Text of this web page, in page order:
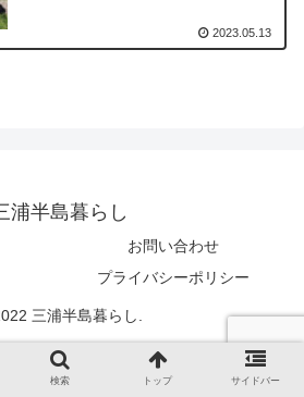
2023.05.13
浦半島暮らし
お問い合わせ
プライバシーポリシー
三浦半島暮らし.
検索 トップ サイドバー